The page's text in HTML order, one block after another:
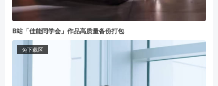
B站「佳能同学会」作品高质量备份打包
免下载区